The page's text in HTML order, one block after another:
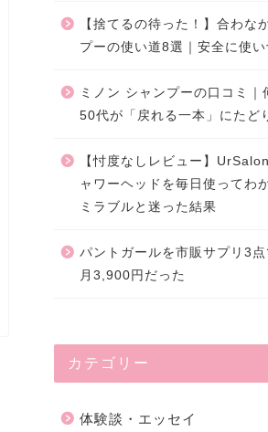
【捨てるの待った！】合わな
プーの使い道8選｜安全に使
ミノン シャンプーの口コミ｜
50代が「戻れる一本」にたど
【忖度なしレビュー】
ャワーヘッドを毎日使ってわ
ミラブルと迷った結果
パントガールを市販サプリ3点
月3,900円だった
カテゴリー
体験談・エッセイ